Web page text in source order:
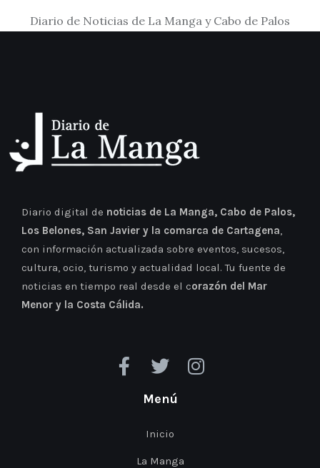
Diario de Noticias de La Manga y Cabo de Palos
Diario digital de noticias de La Manga, Cabo de Palos,
Los Belones, San Javier y la comarca de Cartagena,
con información actualizada sobre eventos, sucesos,
cultura, ocio, turismo y actualidad local. Tu fuente de
noticias en tiempo real desde el corazón del Mar
Menor y la Costa Cálida.
Menú
Inicio
La Manga